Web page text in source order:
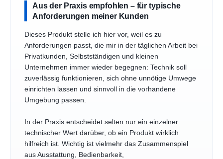
Aus der Praxis empfohlen – für typische
Anforderungen meiner Kunden
Dieses Produkt stelle ich hier vor, weil es zu
Anforderungen passt, die mir in der täglichen Arbeit bei
Privatkunden, Selbstständigen und kleinen
Unternehmen immer wieder begegnen: Technik soll
zuverlässig funktionieren, sich ohne unnötige Umwege
einrichten lassen und sinnvoll in die vorhandene
Umgebung passen.
In der Praxis entscheidet selten nur ein einzelner
technischer Wert darüber, ob ein Produkt wirklich
hilfreich ist. Wichtig ist vielmehr das Zusammenspiel
aus Ausstattung, Bedienbarkeit,